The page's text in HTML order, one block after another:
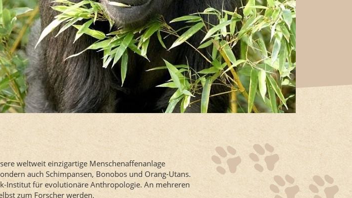
weltweit einzigartige Menschenaffenanlage
auch Schimpansen, Bonobos und Orang-Utans.
Institut für evolutionäre Anthropologie. An mehreren
zum Forscher werden.